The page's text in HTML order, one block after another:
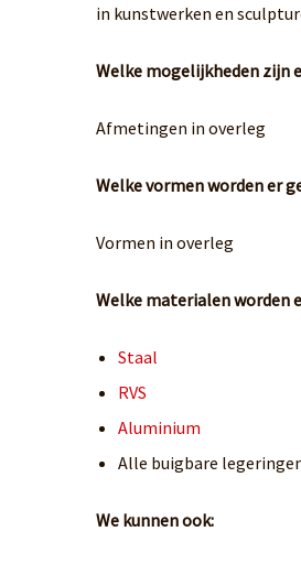
in kunstwerken en
Welke mogelijkheden zijn
Afmetingen in overleg
Welke vormen worden er
Vormen in overleg
Welke materialen worden
Staal
RVS
Aluminium
Alle buigbare
We kunnen ook: